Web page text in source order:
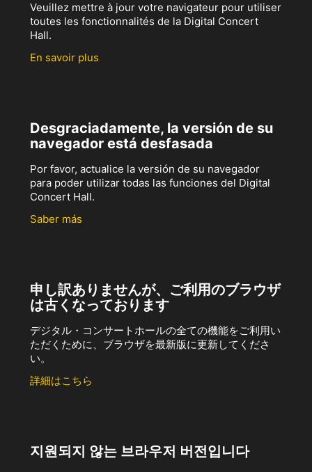
Veuillez mettre à jour votre navigateur pour utiliser
toutes les fonctionnalités de la Digital Concert
Hall.
En savoir plus
Desgraciadamente, la versión de su
navegador está desfasada
Por favor, actualice la versión de su navegador
para poder utilizar todas las funciones del Digital
Concert Hall.
Saber más
申し訳ありませんが、ご利用のブラウザ
は古くなっております
デジタル・コンサートホールの全ての機能をご利用い
ただくために、ブラウザを最新版に更新してくださ
い。
詳細はこちら
지원되지 않는 브라우저 버전입니다